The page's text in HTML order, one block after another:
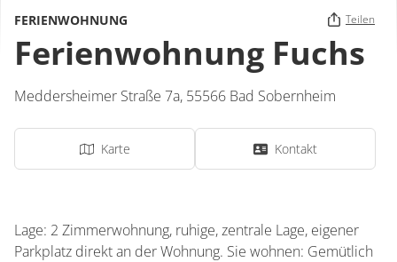
FERIENWOHNUNG Teilen
Ferienwohnung Fuchs
Meddersheimer Straße 7a, 55566 Bad Sobernheim
Karte Kontakt
Lage: 2 Zimmerwohnung, ruhige, zentrale Lage, eigener
Parkplatz direkt an der Wohnung. Sie wohnen: Gemütlich